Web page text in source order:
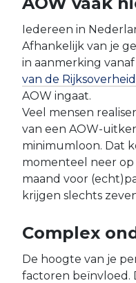
Iedereen in
Afhankelijk van je
in aanmerking
van de Rijksoverheid
AOW ingaat.
Veel mensen
van een AOW-
minimumloon. Dat
momenteel neer
maand voor
krijgen slechts
Complex
De hoogte van je
factoren beïnvloed.